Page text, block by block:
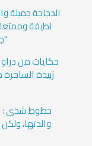
الدجاجة
لطيفة
حكايات من
زبيدة
خطوط شذى :
والدتها،